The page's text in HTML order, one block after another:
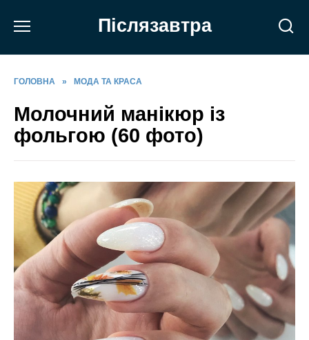
Післязавтра
ГОЛОВНА » МОДА ТА КРАСА
Молочний манікюр із
фольгою (60 фото)